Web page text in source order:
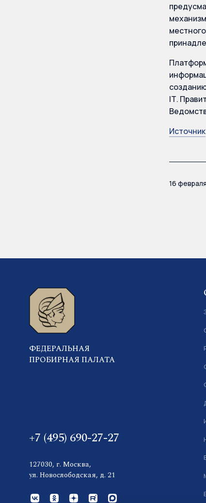
IТ.
Источник
16
ФЕДЕРАЛЬНАЯ
ПРОБИРНАЯ ПАЛАТА
+7 (495) 690-27-27
127030, г. Москва,
ул. Новослободская, д. 21